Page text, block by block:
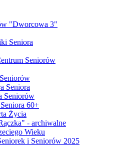
"Dworcowa 3"
Seniora
Seniorów
Seniora
Seniorów
60+
Życia
- archiwalne
Wieku
i Seniorów 2025